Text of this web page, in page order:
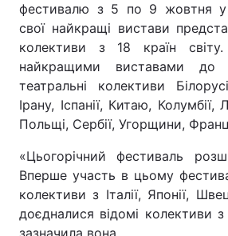
фестивалю з 5 по 9 жовтня у
свої найкращі вистави
колективи з 18 країн
найкращими виставами до
театральні колективи
Ірану, Іспанії, Китаю,
Польщі, Сербії, Угорщини,
«Цьогорічний фестиваль
Вперше участь в цьому
колективи з Італії, Японії,
доєдналися відомі колективи
зазначила вона.